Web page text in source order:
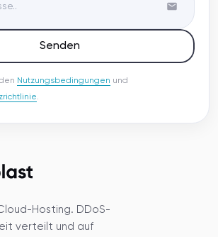
Senden
Nutzungsbedingungen und
.
Hosting. DDoS-
verteilt und auf